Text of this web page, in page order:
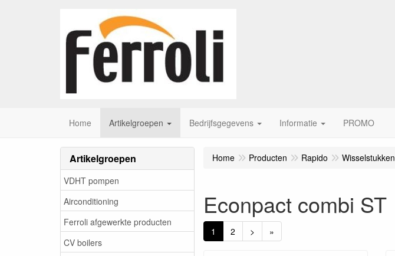
Home Artikelgroepen Bedrijfsgegevens Informatie PROMO
Artikelgroepen
VDHT pompen
Airconditioning
Ferroli afgewerkte producten
CV boilers
Home Producten Rapido Wisselstukken
Econpact combi ST
1 2 > »